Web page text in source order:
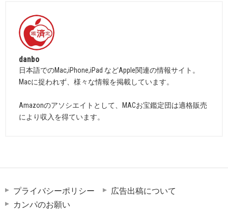
danbo
日本語でのMac,iPhone,iPad などApple関連の情報サイト。
Macに捉われず、様々な情報を掲載しています。
Amazonのアソシエイトとして、MACお宝鑑定団は適格販売
により収入を得ています。
プライバシーポリシー
広告出稿について
カンパのお願い